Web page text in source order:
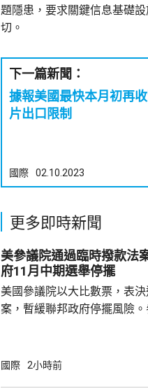
題隱患，要求關鍵信息基礎
切。
下一篇新聞：
據報美國最快本月初再
片出口限制
國際 02.10.2023
更多即時新聞
美參議院通過臨時撥款法案 避免聯邦
府11月中期選舉停擺
美國參議院以大比數票，表
案，暫緩聯邦政府停擺風險。
撥款預算在下月30日到期。分
國際 2小時前